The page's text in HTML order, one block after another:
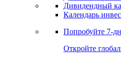
Дивидендный
Календарь
Попробуйте 7-
Откройте